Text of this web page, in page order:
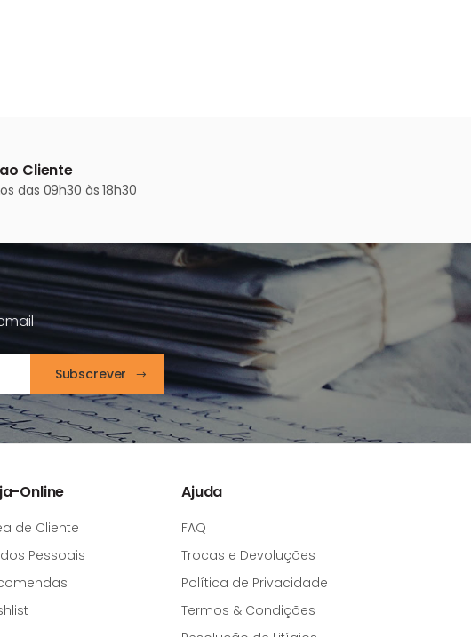
Cliente
das 09h30 às 18h30
Subscrever
Online
de Cliente
Pessoais
Ajuda
FAQ
Trocas e Devoluções
Política de Privacidade
Termos & Condições